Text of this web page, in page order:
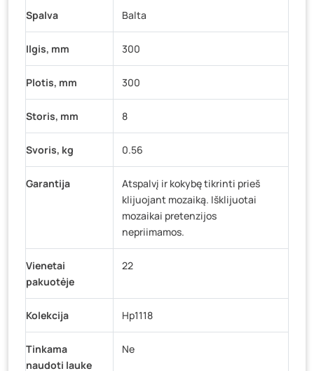
Spalva Balta
Ilgis, mm 300
Plotis, mm 300
Storis, mm 8
Svoris, kg 0.56
Garantija
Atspalvį ir kokybę tikrinti prieš
klijuojant mozaiką. Išklijuotai
mozaikai pretenzijos
nepriimamos.
Vienetai
pakuotėje
22
Kolekcija Hp1118
Tinkama
naudoti lauke
Ne